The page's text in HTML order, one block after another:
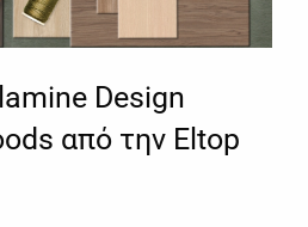
Design
από την Eltop